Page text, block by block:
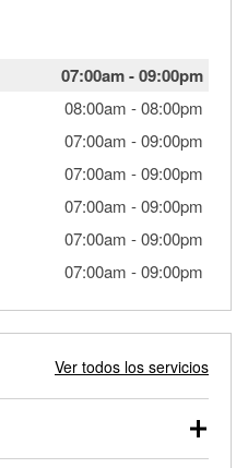
07:00am-09:00pm
08:00am -08:00pm
07:00am -09:00pm
07:00am -09:00pm
07:00am -09:00pm
07:00am -09:00pm
07:00am -09:00pm
Ver todos los servicios